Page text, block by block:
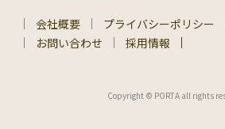
会社概要 プライバシーポリシー
お問い合わせ
採用情報
Copyright © PORTA all rights